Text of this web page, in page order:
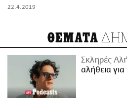
22.4.2019
ΘΕΜΑΤΑ
Σκληρές
αλήθεια